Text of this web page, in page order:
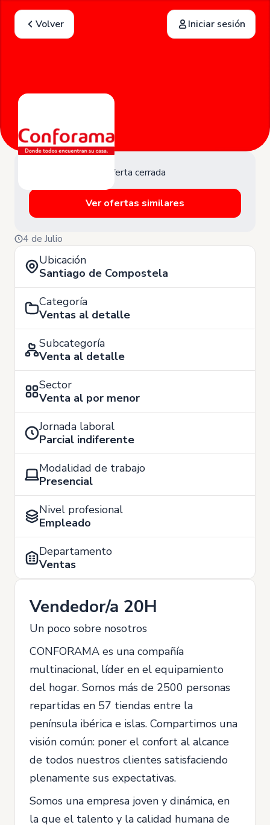
Volver Iniciar sesión
Oferta cerrada
Ver ofertas similares
4 de Julio
Ubicación
Santiago de Compostela
Categoría
Ventas al detalle
Subcategoría
Venta al detalle
Sector
Venta al por menor
Jornada laboral
Parcial indiferente
Modalidad de trabajo
Presencial
Nivel profesional
Empleado
Departamento
Ventas
Vendedor/a 20H
Un poco sobre nosotros
CONFORAMA es una compañía
multinacional, líder en el equipamiento
del hogar. Somos más de 2500 personas
repartidas en 57 tiendas entre la
península ibérica e islas. Compartimos una
visión común: poner el confort al alcance
de todos nuestros clientes satisfaciendo
plenamente sus expectativas.
Somos una empresa joven y dinámica, en
la que el talento y la calidad humana de